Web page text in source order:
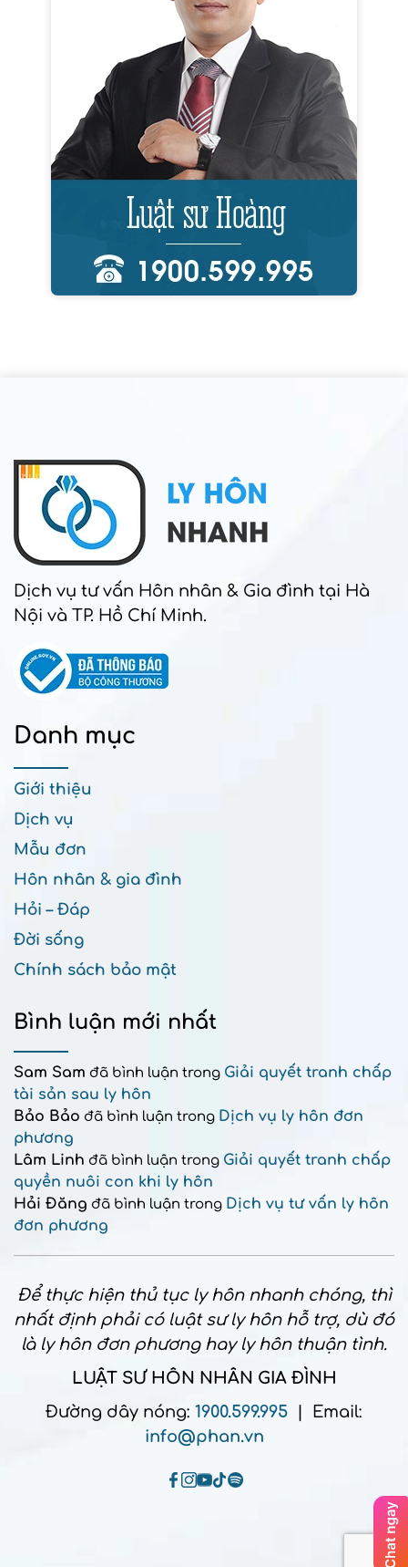
Dịch vụ tư vấn Hôn nhân & Gia đình tại Hà
Nội và TP. Hồ Chí Minh.
Danh mục
Giới thiệu
Dịch vụ
Mẫu đơn
Hôn nhân & gia đình
Hỏi – Đáp
Đời sống
Chính sách bảo mật
Bình luận mới nhất
Sam Sam đã bình luận trong Giải quyết tranh chấp
tài sản sau ly hôn
Bảo Bảo đã bình luận trong Dịch vụ ly hôn đơn
phương
Lâm Linh đã bình luận trong Giải quyết tranh chấp
quyền nuôi con khi ly hôn
Hải Đăng đã bình luận trong Dịch vụ tư vấn ly hôn
đơn phương
Để thực hiện thủ tục ly hôn nhanh chóng, thì
nhất định phải có luật sư ly hôn hỗ trợ, dù đó
là ly hôn đơn phương hay ly hôn thuận tình.
LUẬT SƯ HÔN NHÂN GIA ĐÌNH
Đường dây nóng: 1900.599.995 | Email:
info@phan.vn